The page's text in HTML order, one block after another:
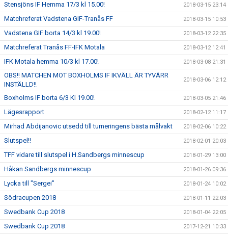
Stensjöns IF Hemma 17/3 kl 15.00! 2018-03-15 23:14
Matchreferat Vadstena GIF-Tranås FF 2018-03-15 10:53
Vadstena GIF borta 14/3 kl 19.00! 2018-03-12 22:35
Matchreferat Tranås FF-IFK Motala 2018-03-12 12:41
IFK Motala hemma 10/3 kl 17.00! 2018-03-08 21:31
OBS!! MATCHEN MOT BOXHOLMS IF IKVÄLL ÄR TYVÄRR
INSTÄLLD!!
2018-03-06 12:12
Boxholms IF borta 6/3 Kl 19.00! 2018-03-05 21:46
Lägesrapport 2018-02-12 11:17
Mirhad Abdijanovic utsedd till turneringens bästa målvakt 2018-02-06 10:22
Slutspel!! 2018-02-01 20:03
TFF vidare till slutspel i H.Sandbergs minnescup 2018-01-29 13:00
Håkan Sandbergs minnescup 2018-01-26 09:36
Lycka till "Sergei" 2018-01-24 10:02
Södracupen 2018 2018-01-11 22:03
Swedbank Cup 2018 2018-01-04 22:05
Swedbank Cup 2018 2017-12-21 10:33